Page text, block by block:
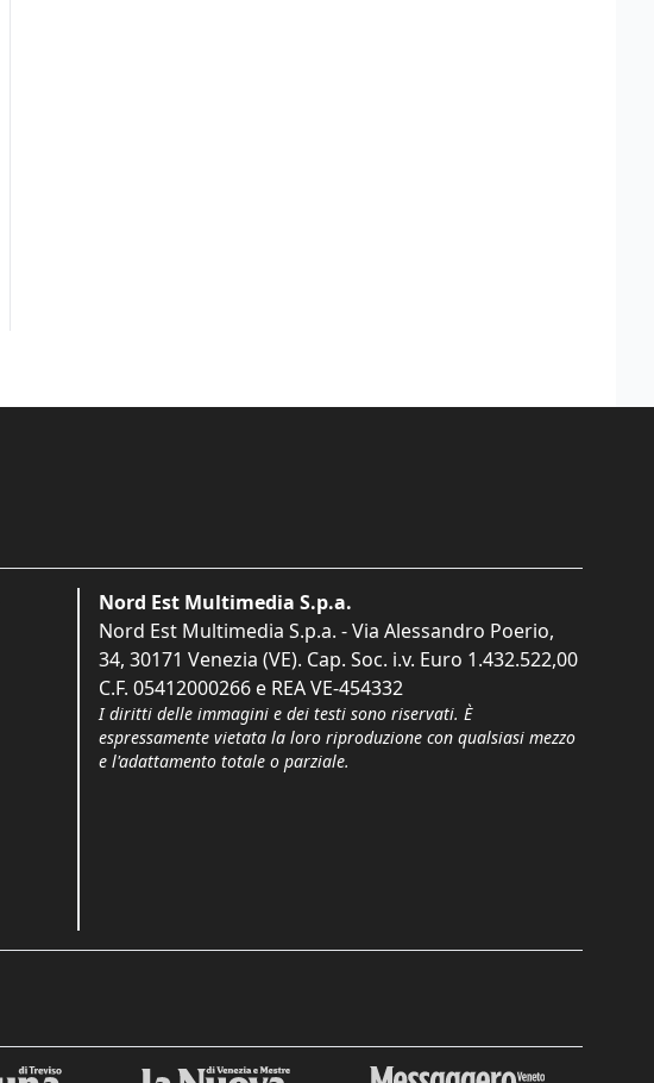
Nord Est Multimedia S.p.a.
Nord Est Multimedia S.p.a. - Via Alessandro Poerio,
34, 30171 Venezia (VE). Cap. Soc. i.v. Euro 1.432.522,00
C.F. 05412000266 e REA VE-454332
I diritti delle immagini e dei testi sono riservati. È
espressamente vietata la loro riproduzione con qualsiasi mezzo
e l'adattamento totale o parziale.